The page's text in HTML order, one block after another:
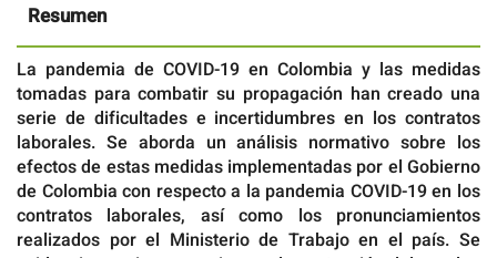
Resumen
La pandemia de COVID-19 en Colombia y las medidas
tomadas para combatir su propagación han creado una
serie de dificultades e incertidumbres en los contratos
laborales. Se aborda un análisis normativo sobre los
efectos de estas medidas implementadas por el Gobierno
de Colombia con respecto a la pandemia COVID-19 en los
contratos laborales, así como los pronunciamientos
realizados por el Ministerio de Trabajo en el país. Se